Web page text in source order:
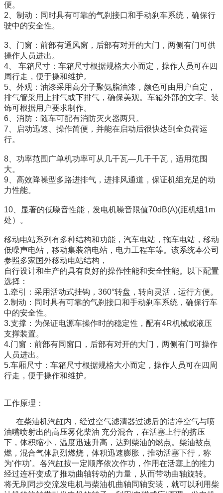
便。
2、制动：同时具有可靠的气刹接口和手动刹车系统，确保行
驶中的安全性。
3、门窗：前部有通风窗，后部有对开的大门，两侧有门可供
操作人员进出。
4、 车箱尺寸：车箱尺寸根据规格大小而定，操作人员可在四
周行走，便于操和维护。
5、外观：油漆采用高分子聚氨脂油漆，颜色可由用户自定，
排气管采用上排气或下排气，确保美观。车箱外部的文字、装
饰可根据用户要求制作。
6、消防：随车可配有消防灭火器两只。
7、启动迅速、操作简便，并能在启动后很快达到全负荷运
行。
8、功率范围广单机功率可从几千瓦—几千千瓦，适用范围
大。
9、高效降噪型多路进排气，进排风通道，保证机组充足的动
力性能。
10、显著的低噪音性能，发电机噪音限值70dB(A)(距机组1m
处）。
移动电站系列有多种结构和功能，汽车电站，拖车电站，移动
低噪声电站，移动集装箱电站，电力工程车等。该系统本公司
参照多家国外移动电站结构，
自行设计和生产的具有良好的操作性能和安全性能。以下配置
选择：
1.牵引：采用活动式挂钩，360°转盘，转向灵活，运行方便。
2.制动：同时具有可靠的气刹接口和手动刹车系统，确保行车
中的安全性。
3.支撑：为保证电源车操作时的稳定性，配有4R机械或液压
支撑装置。
4.门窗：前部有同窗口，后部有对开的大门，两侧有门可操作
人员进出。
5.车厢尺寸：车箱尺寸根据规格大小而定，操作人员可在四周
行走，便于操作和维护。
工作原理：
在柴油机汽缸内，经过空气滤清器过滤后的洁净空气与喷
油嘴喷射出的高压雾化柴油 充分混合，在活塞上行的挤压
下，体积缩小，温度迅速升高，达到柴油的燃点。柴油被点
燃，混合气体剧烈燃烧，体积迅速膨胀，推动活塞下行，称
为‘作功’。各汽缸按一定顺序依次作功，作用在活塞上的推力
经过连杆变成了推动曲轴转动的力量，从而带动曲轴旋转。
将无刷同步交流发电机与柴油机曲轴同轴安装，就可以利用柴